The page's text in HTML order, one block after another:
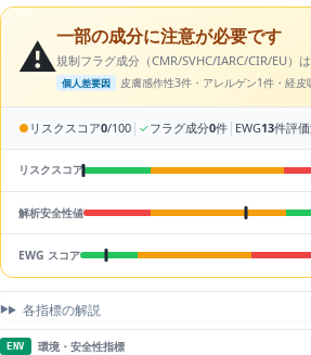
⚠️一部の成分に注意が必要です
規制フラグ成分（CMR/SVHC/IARC/CIR/EU）
個人差要因 皮膚感作性3件・アレルゲン1件・経皮
● リスクスコア0/100 | ✓フラグ成分0件 | EWG13件評
リスクスコア
解析安全性値
EWG スコア
各指標の解説
ENV 環境・安全性指標